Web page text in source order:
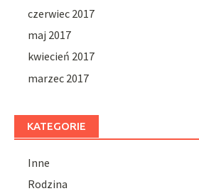
czerwiec 2017
maj 2017
kwiecień 2017
marzec 2017
KATEGORIE
Inne
Rodzina